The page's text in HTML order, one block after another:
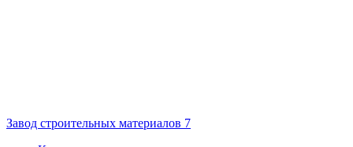
Завод строительных материалов 7